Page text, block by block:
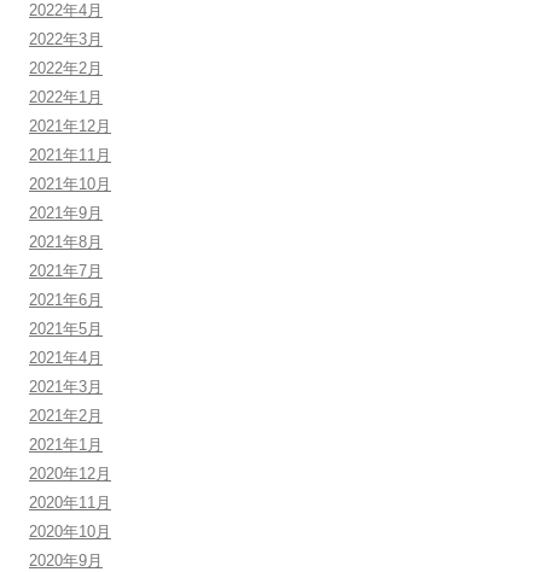
2022年4月
2022年3月
2022年2月
2022年1月
2021年12月
2021年11月
2021年10月
2021年9月
2021年8月
2021年7月
2021年6月
2021年5月
2021年4月
2021年3月
2021年2月
2021年1月
2020年12月
2020年11月
2020年10月
2020年9月